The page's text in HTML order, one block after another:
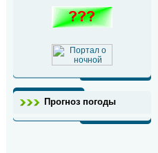
Прогноз погоды